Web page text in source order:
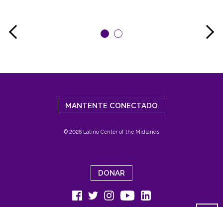
MANTENTE CONECTADO
© 2026 Latino Center of the Midlands
DONAR